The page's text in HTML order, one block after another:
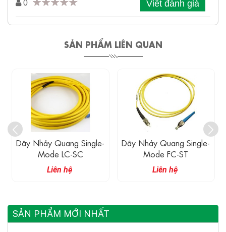
0 Viết đánh giá
SẢN PHẨM LIÊN QUAN
Dây Nhảy Quang Single-
Mode LC-SC
Liên hệ
Dây Nhảy Quang Single-
Mode FC-ST
Liên hệ
SẢN PHẨM MỚI NHẤT